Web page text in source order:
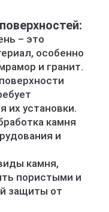
– это
особенно
и гранит.
их установки.
камня
и
камня,
пористыми и
защиты от